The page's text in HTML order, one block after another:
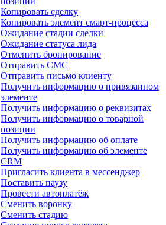
Копировать сделку
Копировать элемент смарт-процесса
Ожидание стадии сделки
Ожидание статуса лида
Отменить бронирование
Отправить СМС
Отправить письмо клиенту
Получить информацию о привязанном
элементе
Получить информацию о реквизитах
Получить информацию о товарной
позиции
Получить информацию об оплате
Получить информацию об элементе
CRM
Пригласить клиента в мессенджер
Поставить паузу
Провести автоплатёж
Сменить воронку
Сменить стадию